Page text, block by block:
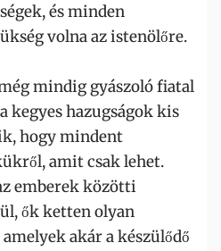
és minden
volna az istenölőre.
mindig gyászoló fiatal
kegyes hazugságok kis
hogy mindent
amit csak lehet.
emberek közötti
ők ketten olyan
akár a készülődő